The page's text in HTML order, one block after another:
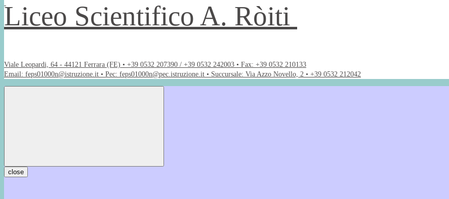
Liceo Scientifico A. Ròiti
Viale Leopardi, 64 - 44121 Ferrara (FE) • +39 0532 207390 / +39 0532 242003 • Fax: +39 0532 210133
Email: feps01000n@istruzione.it • Pec: feps01000n@pec.istruzione.it • Succursale: Via Azzo Novello, 2 • +39 0532 212042
close